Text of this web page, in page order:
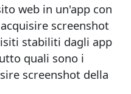
web in un'app con
screenshot
stabiliti dagli app
quali sono i
screenshot della